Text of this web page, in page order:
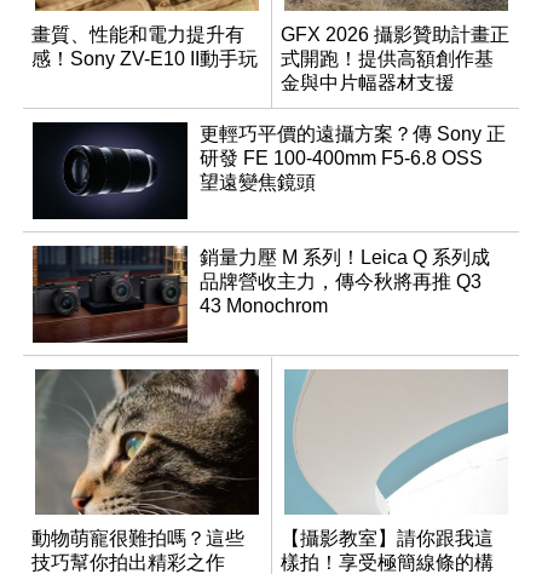
畫質、性能和電力提升有
感！Sony ZV-E10 II動手玩
GFX 2026 攝影贊助計畫正
式開跑！提供高額創作基
金與中片幅器材支援
更輕巧平價的遠攝方案？傳 Sony 正
研發 FE 100-400mm F5-6.8 OSS
望遠變焦鏡頭
銷量力壓 M 系列！Leica Q 系列成
品牌營收主力，傳今秋將再推 Q3
43 Monochrom
動物萌寵很難拍嗎？這些
技巧幫你拍出精彩之作
【攝影教室】請你跟我這
樣拍！享受極簡線條的構